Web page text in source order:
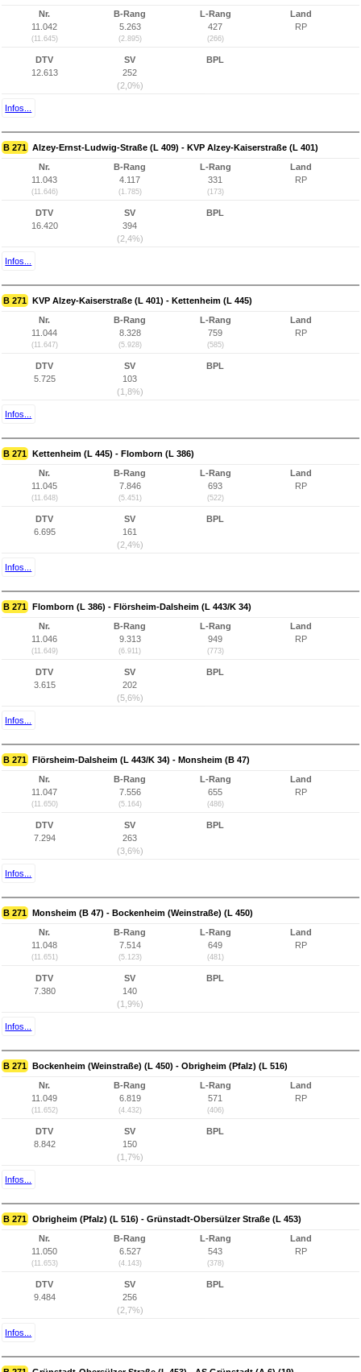
Nr.
11.042
(11.645)
B-Rang
5.263
(2.895)
L-Rang
427
(266)
Land
RP
DTV
12.613
SV
252
(2,0%)
BPL
Infos...
B 271 Alzey-Ernst-Ludwig-Straße (L 409) - KVP Alzey-Kaiserstraße (L 401)
Nr.
11.043
(11.646)
B-Rang
4.117
(1.785)
L-Rang
331
(173)
Land
RP
DTV
16.420
SV
394
(2,4%)
BPL
Infos...
B 271 KVP Alzey-Kaiserstraße (L 401) - Kettenheim (L 445)
Nr.
11.044
(11.647)
B-Rang
8.328
(5.928)
L-Rang
759
(585)
Land
RP
DTV
5.725
SV
103
(1,8%)
BPL
Infos...
B 271 Kettenheim (L 445) - Flomborn (L 386)
Nr.
11.045
(11.648)
B-Rang
7.846
(5.451)
L-Rang
693
(522)
Land
RP
DTV
6.695
SV
161
(2,4%)
BPL
Infos...
B 271 Flomborn (L 386) - Flörsheim-Dalsheim (L 443/K 34)
Nr.
11.046
(11.649)
B-Rang
9.313
(6.911)
L-Rang
949
(773)
Land
RP
DTV
3.615
SV
202
(5,6%)
BPL
Infos...
B 271 Flörsheim-Dalsheim (L 443/K 34) - Monsheim (B 47)
Nr.
11.047
(11.650)
B-Rang
7.556
(5.164)
L-Rang
655
(486)
Land
RP
DTV
7.294
SV
263
(3,6%)
BPL
Infos...
B 271 Monsheim (B 47) - Bockenheim (Weinstraße) (L 450)
Nr.
11.048
(11.651)
B-Rang
7.514
(5.123)
L-Rang
649
(481)
Land
RP
DTV
7.380
SV
140
(1,9%)
BPL
Infos...
B 271 Bockenheim (Weinstraße) (L 450) - Obrigheim (Pfalz) (L 516)
Nr.
11.049
(11.652)
B-Rang
6.819
(4.432)
L-Rang
571
(406)
Land
RP
DTV
8.842
SV
150
(1,7%)
BPL
Infos...
B 271 Obrigheim (Pfalz) (L 516) - Grünstadt-Obersülzer Straße (L 453)
Nr.
11.050
(11.653)
B-Rang
6.527
(4.143)
L-Rang
543
(378)
Land
RP
DTV
9.484
SV
256
(2,7%)
BPL
Infos...